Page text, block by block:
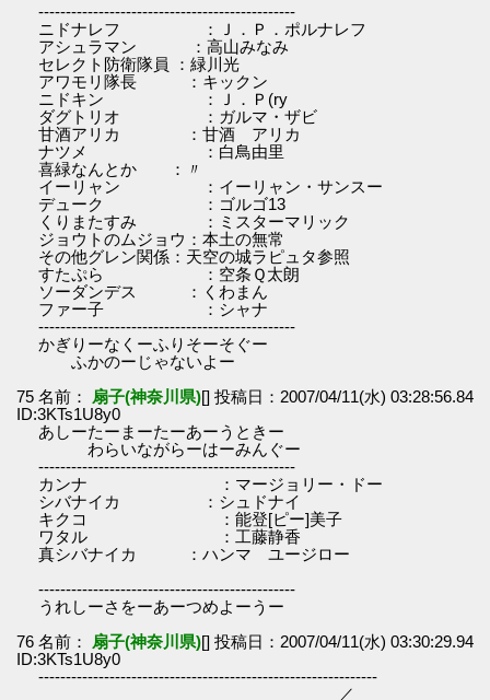
-----------------------------------------------
ニドナレフ ：Ｊ．Ｐ．ポルナレフ
アシュラマン ：高山みなみ
セレクト防衛隊員 ：緑川光
アワモリ隊長 ：キックン
ニドキン ：Ｊ．Ｐ(ry
ダグトリオ ：ガルマ・ザビ
甘酒アリカ ：甘酒 アリカ
ナツメ ：白鳥由里
喜緑なんとか ：〃
イーリャン ：イーリャン・サンスー
デューク ：ゴルゴ13
くりまたすみ ：ミスターマリック
ジョウトのムジョウ：本土の無常
その他グレン関係：天空の城ラピュタ参照
すたぷら ：空条Ｑ太朗
ソーダンデス ：くわまん
ファー子 ：シャナ
-----------------------------------------------
かぎりーなくーふりそーそぐー
ふかのーじゃないよー
75 名前：
扇子(神奈川県)[] 投稿日：2007/04/11(水) 03:28:56.84
ID:3KTs1U8y0
あしーたーまーたーあーうときー
わらいながらーはーみんぐー
-----------------------------------------------
カンナ ：マージョリー・ドー
シバナイカ ：シュドナイ
キクコ ：能登[ピー]美子
ワタル ：工藤静香
真シバナイカ ：ハンマ ユージロー
-----------------------------------------------
うれしーさをーあーつめよーうー
76 名前：
扇子(神奈川県)[] 投稿日：2007/04/11(水) 03:30:29.94
ID:3KTs1U8y0
--------------------------------------------------------------
／